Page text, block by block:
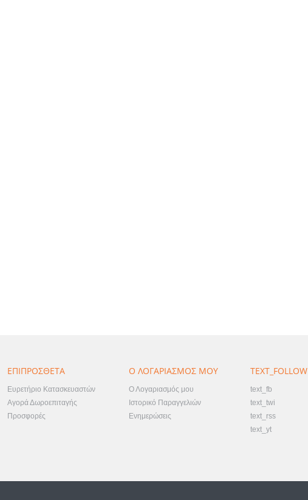
ΕΠΙΠΡΌΣΘΕΤΑ
Ευρετήριο Κατασκευαστών
Αγορά Δωροεπιταγής
Προσφορές
Ο ΛΟΓΑΡΙΑΣΜΌΣ ΜΟΥ
Ο Λογαριασμός μου
Ιστορικό Παραγγελιών
Ενημερώσεις
TEXT_FOLLOW
text_fb
text_twi
text_rss
text_yt